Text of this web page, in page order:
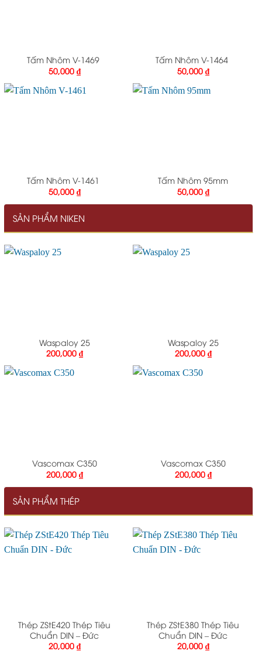
Tấm Nhôm V-1469
50,000 ₫
Tấm Nhôm V-1464
50,000 ₫
Tấm Nhôm V-1461
50,000 ₫
Tấm Nhôm 95mm
50,000 ₫
SẢN PHẨM NIKEN
Waspaloy 25
200,000 ₫
Waspaloy 25
200,000 ₫
Vascomax C350
200,000 ₫
Vascomax C350
200,000 ₫
SẢN PHẨM THÉP
Thép ZStE420 Thép Tiêu
Chuẩn DIN – Đức
20,000 ₫
Thép ZStE380 Thép Tiêu
Chuẩn DIN – Đức
20,000 ₫